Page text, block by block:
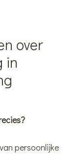
over
in
persoonlijke